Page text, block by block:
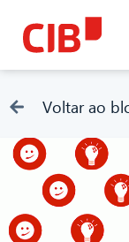
Voltar ao